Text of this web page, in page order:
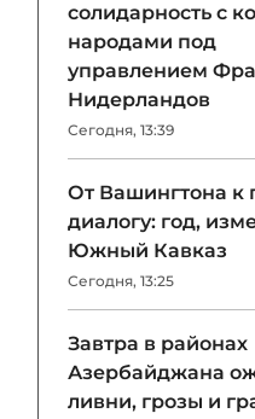
солидарность с
народами под
управлением
Нидерландов
Сегодня, 13:39
От Вашингтона к
диалогу: год,
Южный Кавказ
Сегодня, 13:25
Завтра в районах
Азербайджана
ливни, грозы и